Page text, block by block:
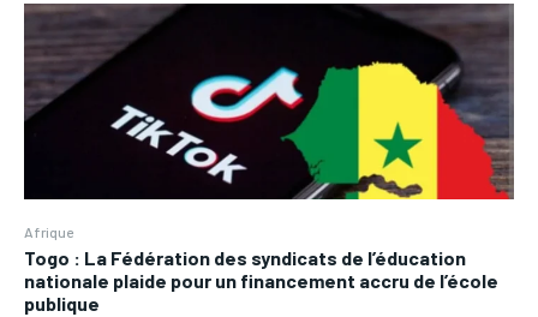
Afrique
Togo : La Fédération des syndicats de l’éducation
nationale plaide pour un financement accru de l’école
publique